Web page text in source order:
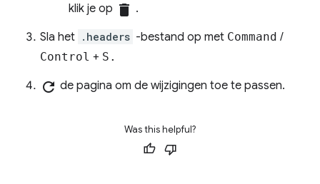
klik je op delete .
Sla het .headers -bestand op met Command /
Control + S.
refresh de pagina om de wijzigingen toe te passen.
Was this helpful?